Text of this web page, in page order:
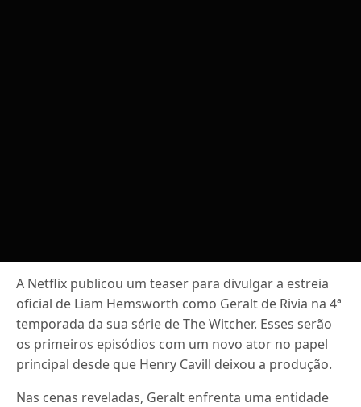
A Netflix publicou um teaser para divulgar a estreia
oficial de Liam Hemsworth como Geralt de Rivia na 4ª
temporada da sua série de The Witcher. Esses serão
os primeiros episódios com um novo ator no papel
principal desde que Henry Cavill deixou a produção.
Nas cenas reveladas, Geralt enfrenta uma entidade